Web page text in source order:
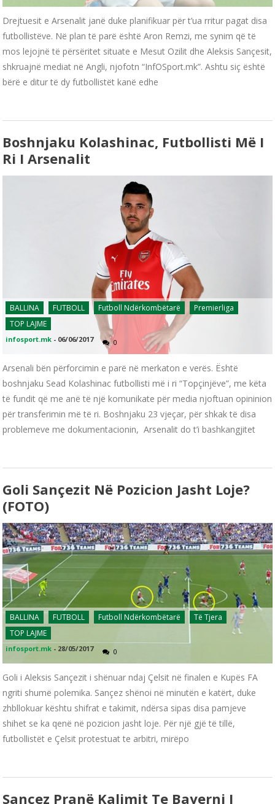
Drejtuesit e Arsenalit janë duke planifikuar për t’ua rritur pagat disa
futbollistëve. Në plan të parë është Aron Remzi, me synim që të
mos lejojnë të përsëritet situate e Mesut Ozilit dhe Aleksis Sançesit,
shkruajnë mediat në Angli, njofotn “InfOSport.mk”. Ashtu siç është
bërë e ditur të dy futbollistët kanë edhe
Boshnjaku Kolashinac, Futbollisti Më I
Ri I Arsenalit
BALLINA FUTBOLL Futboll Ndërkombëtarë
Premierliga
TOP LAJME
infosport.mk - 06/06/2017 0
Arsenali bën përforcimin e parë në merkaton e verës. Është
boshnjaku Sead Kolashinac futbollisti më i ri “Topçinjëve”, me këta
të fundit që me anë të një komunikate për media njoftuan opininion
për transferimin më të ri. Boshnjaku 23 vjeçar, për shkak të disa
problemeve me dokumentacionin, Arsenalit do t’i bashkangjitet
Goli Sançezit Në Pozicion Jasht Loje?
(FOTO)
BALLINA FUTBOLL Futboll Ndërkombëtarë
Të Tjera
TOP LAJME
infosport.mk - 28/05/2017 0
Goli i Aleksis Sançezit i shënuar ndaj Çelsit në finalen e Kupës FA
ngriti shumë polemika. Sançez shënoi në minutën e katërt, duke
zhbllokuar kështu shifrat e takimit, ndërsa sipas disa pamjeve
shihet se ka qenë në pozicion jasht loje. Për një gjë të tillë,
futbollistët e Çelsit protestuat te arbitri, mirëpo
Sançez Pranë Kalimit Te Bayerni I